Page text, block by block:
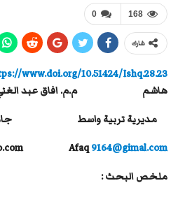
0 168
شارك
www.doi.org/10.51424/Ishq.28.23
هاشمم.م. افاق عبد
مديرية تربية واسط جامعة
Afaq9164@gimal.com
ملخص البحث :